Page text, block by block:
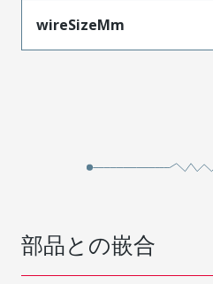
wireSizeMm
部品との嵌合